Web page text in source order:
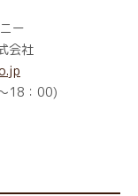
ー
会社
18：00)